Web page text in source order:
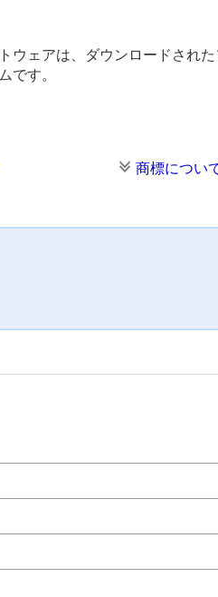
ウェアは、ダウンロードされ
です。
商標につい